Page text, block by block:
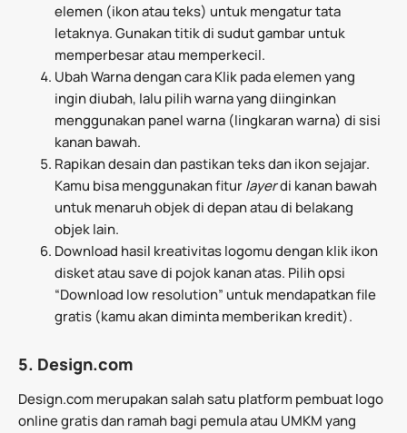
elemen (ikon atau teks) untuk mengatur tata
letaknya. Gunakan titik di sudut gambar untuk
memperbesar atau memperkecil.
Ubah Warna dengan cara Klik pada elemen yang
ingin diubah, lalu pilih warna yang diinginkan
menggunakan panel warna (lingkaran warna) di sisi
kanan bawah.
Rapikan desain dan pastikan teks dan ikon sejajar.
Kamu bisa menggunakan fiturlayerdi kanan bawah
untuk menaruh objek di depan atau di belakang
objek lain.
Download hasil kreativitas logomu dengan klik ikon
disket atau save di pojok kanan atas. Pilih opsi
“Download low resolution” untuk mendapatkan file
gratis (kamu akan diminta memberikan kredit).
5. Design.com
Design.com merupakan salah satu platform pembuat logo
online gratis dan ramah bagi pemula atau UMKM yang